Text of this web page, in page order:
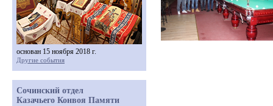
основан 15 ноября 2018 г.
Другие события
Сочинский отдел
Казачьего Конвоя Памяти